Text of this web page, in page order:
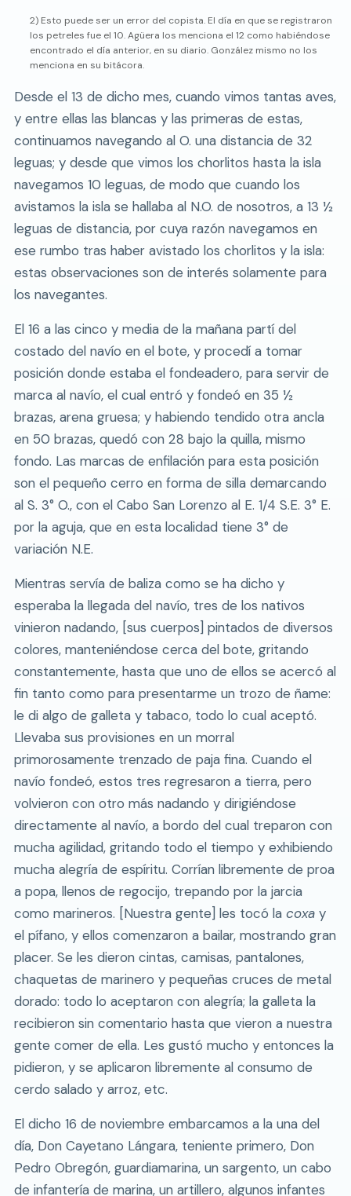
2) Esto puede ser un error del copista. El día en que se registraron
los petreles fue el 10. Agüera los menciona el 12 como habiéndose
encontrado el día anterior, en su diario. González mismo no los
menciona en su bitácora.
Desde el 13 de dicho mes, cuando vimos tantas aves,
y entre ellas las blancas y las primeras de estas,
continuamos navegando al O. una distancia de 32
leguas; y desde que vimos los chorlitos hasta la isla
navegamos 10 leguas, de modo que cuando los
avistamos la isla se hallaba al N.O. de nosotros, a 13 ½
leguas de distancia, por cuya razón navegamos en
ese rumbo tras haber avistado los chorlitos y la isla:
estas observaciones son de interés solamente para
los navegantes.
El 16 a las cinco y media de la mañana partí del
costado del navío en el bote, y procedí a tomar
posición donde estaba el fondeadero, para servir de
marca al navío, el cual entró y fondeó en 35 ½
brazas, arena gruesa; y habiendo tendido otra ancla
en 50 brazas, quedó con 28 bajo la quilla, mismo
fondo. Las marcas de enfilación para esta posición
son el pequeño cerro en forma de silla demarcando
al S. 3° O., con el Cabo San Lorenzo al E. 1/4 S.E. 3° E.
por la aguja, que en esta localidad tiene 3° de
variación N.E.
Mientras servía de baliza como se ha dicho y
esperaba la llegada del navío, tres de los nativos
vinieron nadando, [sus cuerpos] pintados de diversos
colores, manteniéndose cerca del bote, gritando
constantemente, hasta que uno de ellos se acercó al
fin tanto como para presentarme un trozo de ñame:
le di algo de galleta y tabaco, todo lo cual aceptó.
Llevaba sus provisiones en un morral
primorosamente trenzado de paja fina. Cuando el
navío fondeó, estos tres regresaron a tierra, pero
volvieron con otro más nadando y dirigiéndose
directamente al navío, a bordo del cual treparon con
mucha agilidad, gritando todo el tiempo y exhibiendo
mucha alegría de espíritu. Corrían libremente de proa
a popa, llenos de regocijo, trepando por la jarcia
como marineros. [Nuestra gente] les tocó la coxay
el pífano, y ellos comenzaron a bailar, mostrando gran
placer. Se les dieron cintas, camisas, pantalones,
chaquetas de marinero y pequeñas cruces de metal
dorado: todo lo aceptaron con alegría; la galleta la
recibieron sin comentario hasta que vieron a nuestra
gente comer de ella. Les gustó mucho y entonces la
pidieron, y se aplicaron libremente al consumo de
cerdo salado y arroz, etc.
El dicho 16 de noviembre embarcamos a la una del
día, Don Cayetano Lángara, teniente primero, Don
Pedro Obregón, guardiamarina, un sargento, un cabo
de infantería de marina, un artillero, algunos infantes